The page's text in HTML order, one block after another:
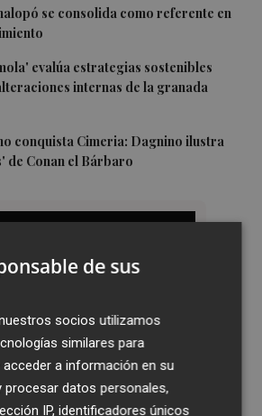
se consolida como referente en
evalúa estrategias sostenibles
internas de la granada
conquista Cimeria: Dagnino ilustra
de Conan el Bárbaro
de sus
socios utilizamos
similares para
acceder a información en su
procesar datos personales,
IP, identificadores únicos